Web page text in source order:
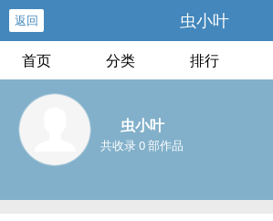
返回 虫小叶
首页 分类 排行
虫小叶
共收录 0 部作品